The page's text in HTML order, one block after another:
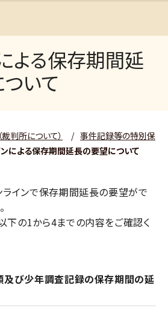
よる保存期間延
いて
判所について） / 事件記録等の特別保
による保存期間延長の要望について
インで保存期間延長の要望がで
下の1から4までの内容をご確認く
及び少年調査記録の保存期間の延